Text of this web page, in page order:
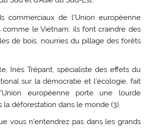
commerciaux de l’Union européenne
comme le Vietnam, ils font craindre des
de bois, nourries du pillage des forêts
Inès Trépant, spécialiste des effets du
sur la démocratie et l’écologie, fait
européenne porte une lourde
la déforestation dans le monde (3).
vous n’entendrez pas dans les grands